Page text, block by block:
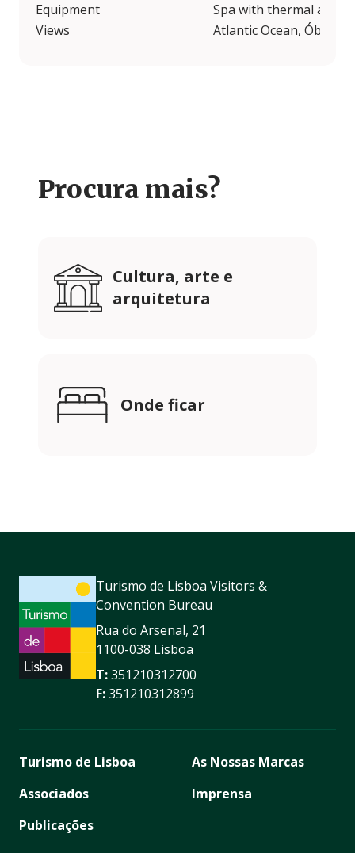
Equipment
Spa with thermal area,
Views
Atlantic Ocean, Óbidos
Procura mais?
Cultura, arte e
arquitetura
Onde ficar
Turismo de Lisboa Visitors &
Convention Bureau
Rua do Arsenal, 21
1100-038 Lisboa
T:351210312700
F:351210312899
Turismo de Lisboa
Associados
Publicações
As Nossas Marcas
Imprensa